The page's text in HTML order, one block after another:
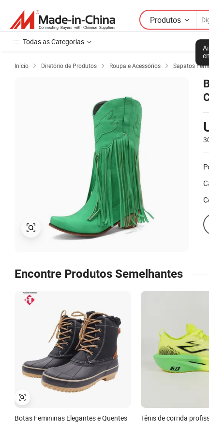
Produtos
Todas as Categorias
Início  Diretório de Produtos  Roupa e Acessórios  Sapatos
Encontre Produtos Semelhantes
Botas Femininas Elegantes e Quentes
Tênis de corrida